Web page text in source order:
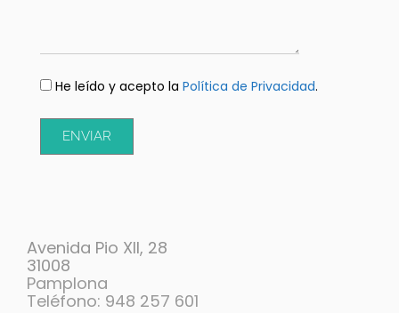
He leído y acepto la Política de Privacidad.
ENVIAR
Avenida Pio XII, 28
31008
Pamplona
Teléfono: 948 257 601